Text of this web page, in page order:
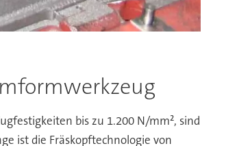
bis zu 1.200 N/mm², sind
ist die Fräskopftechnologie von